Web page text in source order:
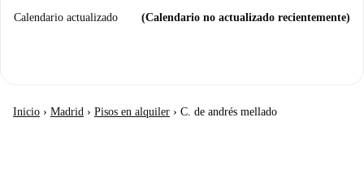
Calendario actualizado (Calendario no actualizado recientemente)
Inicio › Madrid › Pisos en alquiler › C. de andrés mellado